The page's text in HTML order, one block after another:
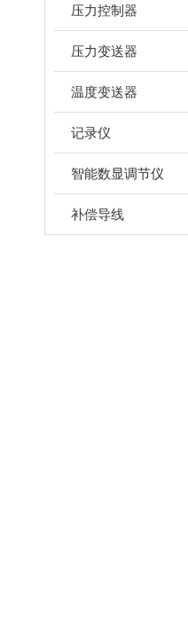
压力控制器
压力变送器
温度变送器
记录仪
智能数显调节仪
补偿导线